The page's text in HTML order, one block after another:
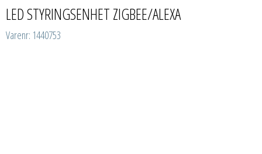
LED STYRINGSENHET ZIGBEE/ALEXA
Varenr: 1440753